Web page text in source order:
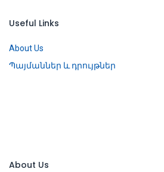
Useful Links
About Us
Պայմաններ և դրույթներ
About Us